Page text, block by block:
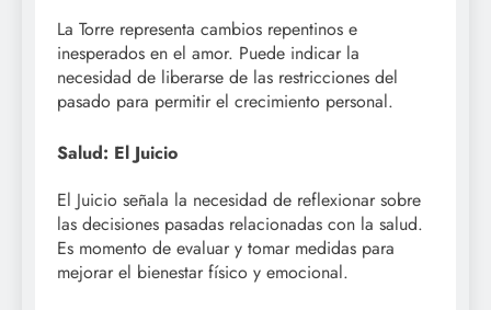
La Torre representa cambios repentinos e
inesperados en el amor. Puede indicar la
necesidad de liberarse de las restricciones del
pasado para permitir el crecimiento personal.
Salud: El Juicio
El Juicio señala la necesidad de reflexionar sobre
las decisiones pasadas relacionadas con la salud.
Es momento de evaluar y tomar medidas para
mejorar el bienestar físico y emocional.